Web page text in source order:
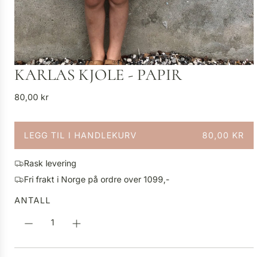
KARLAS KJOLE - PAPIR
V
n
i
g
p
i
80,00 kr
LEGG TIL I HANDLEKURV 80,00 KR
L
S
T
R
.
Rask levering
Fri frakt i Norge på ordre over 1099,-
ANTALL